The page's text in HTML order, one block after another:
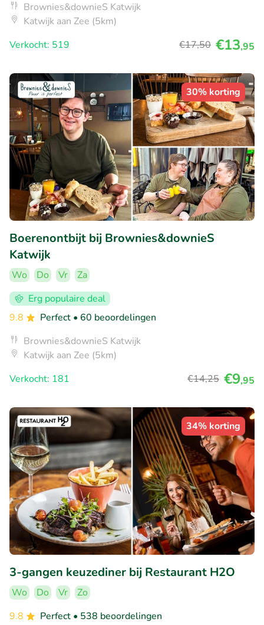
Brownies&downieS Katwijk
Katwijk aan Zee (5km)
Verkocht: 519
€17,50 €13,95
30% korting
Boerenontbijt bij Brownies&downieS
Katwijk
Wo Do Vr
Za
Erg populaire deal
9.8
Perfect • 60 beoordelingen
Brownies&downieS Katwijk
Katwijk aan Zee (5km)
Verkocht: 181
€14,25 €9,95
34% korting
3-gangen keuzediner bij Restaurant H2O
Wo Do Vr
Zo
9.8
Perfect • 538 beoordelingen